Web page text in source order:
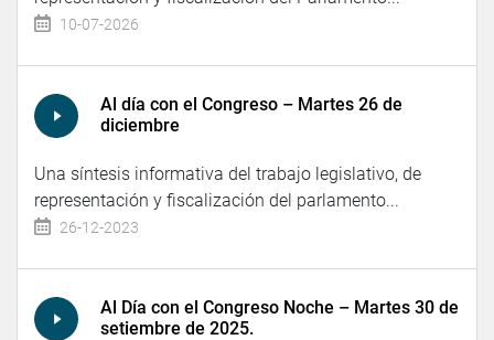
10-07-2026
Al día con el Congreso – Martes 26 de
diciembre
Una síntesis informativa del trabajo legislativo, de
representación y fiscalización del parlamento...
26-12-2023
Al Día con el Congreso Noche – Martes 30 de
setiembre de 2025.